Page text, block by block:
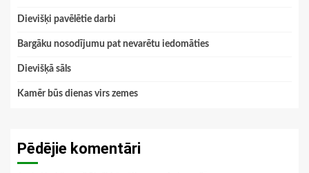
Dievišķi pavēlētie darbi
Bargāku nosodījumu pat nevarētu iedomāties
Dievišķā sāls
Kamēr būs dienas virs zemes
Pēdējie komentāri